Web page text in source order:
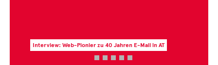
Interview: Web-Pionier zu 40 Jahren E-Mail in AT